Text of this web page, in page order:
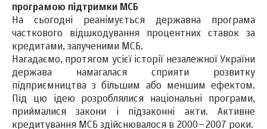
програмою підтримки МСБ
На сьогодні реанімується державна програма
часткового відшкодування процентних ставок за
кредитами, залученими МСБ.
Нагадаємо, протягом усієї історії незалежної України
держава намагалася сприяти розвитку
підприємництва з більшим або меншим ефектом.
Під цю ідею розроблялися національні програми,
приймалися закони і підзаконні акти. Активне
кредитування МСБ здійснювалося в 2000–2007 роки.